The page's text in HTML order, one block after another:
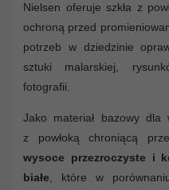
Nielsen oferuje szkła z
ochroną przed
potrzeb w dziedzinie
sztuki malarskiej,
fotografii.
Jako materiał bazowy dla
z powłoką chroniącą
wysoce przezroczyste i
białe, które w